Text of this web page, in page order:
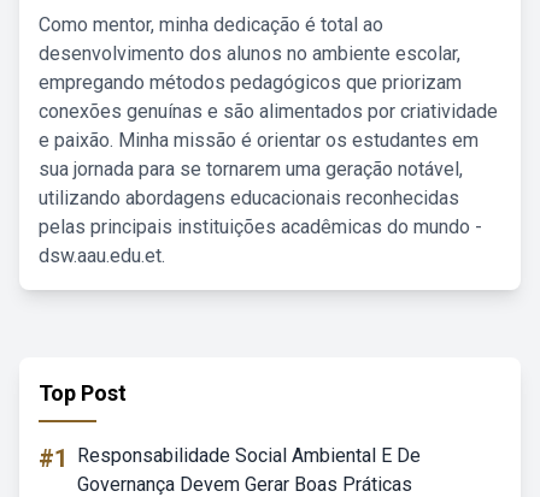
Como mentor, minha dedicação é total ao
desenvolvimento dos alunos no ambiente escolar,
empregando métodos pedagógicos que priorizam
conexões genuínas e são alimentados por criatividade
e paixão. Minha missão é orientar os estudantes em
sua jornada para se tornarem uma geração notável,
utilizando abordagens educacionais reconhecidas
pelas principais instituições acadêmicas do mundo -
dsw.aau.edu.et.
Top Post
#1
Responsabilidade Social Ambiental E De
Governança Devem Gerar Boas Práticas